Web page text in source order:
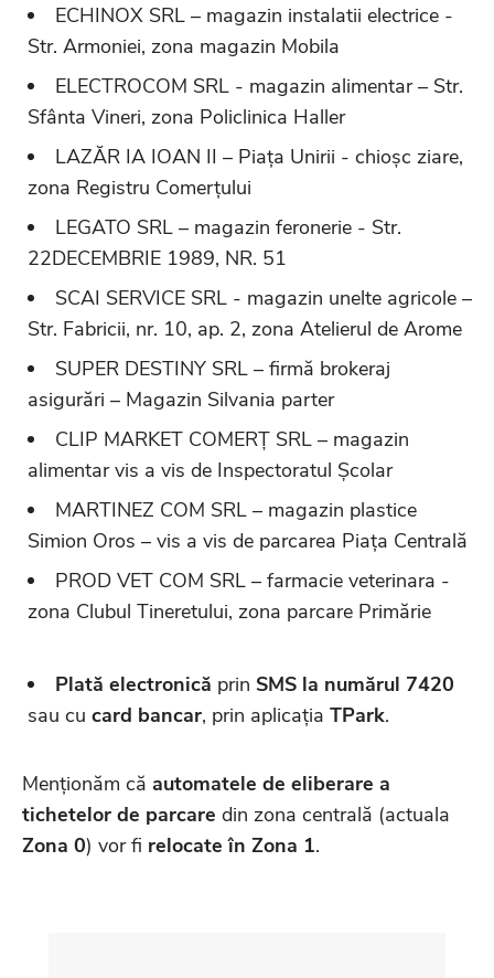
ECHINOX SRL – magazin instalatii electrice -
Str. Armoniei, zona magazin Mobila
ELECTROCOM SRL - magazin alimentar – Str.
Sfânta Vineri, zona Policlinica Haller
LAZĂR IA IOAN II – Piața Unirii - chioșc ziare,
zona Registru Comerțului
LEGATO SRL – magazin feronerie - Str.
22DECEMBRIE 1989, NR. 51
SCAI SERVICE SRL - magazin unelte agricole –
Str. Fabricii, nr. 10, ap. 2, zona Atelierul de Arome
SUPER DESTINY SRL – firmă brokeraj
asigurări – Magazin Silvania parter
CLIP MARKET COMERȚ SRL – magazin
alimentar vis a vis de Inspectoratul Școlar
MARTINEZ COM SRL – magazin plastice
Simion Oros – vis a vis de parcarea Piața Centrală
PROD VET COM SRL – farmacie veterinara -
zona Clubul Tineretului, zona parcare Primărie
Plată electronică prin SMS la numărul 7420
sau cu card bancar, prin aplicația TPark.
Menționăm că automatele de eliberare a
tichetelor de parcare din zona centrală (actuala
Zona 0) vor fi relocate în Zona 1.